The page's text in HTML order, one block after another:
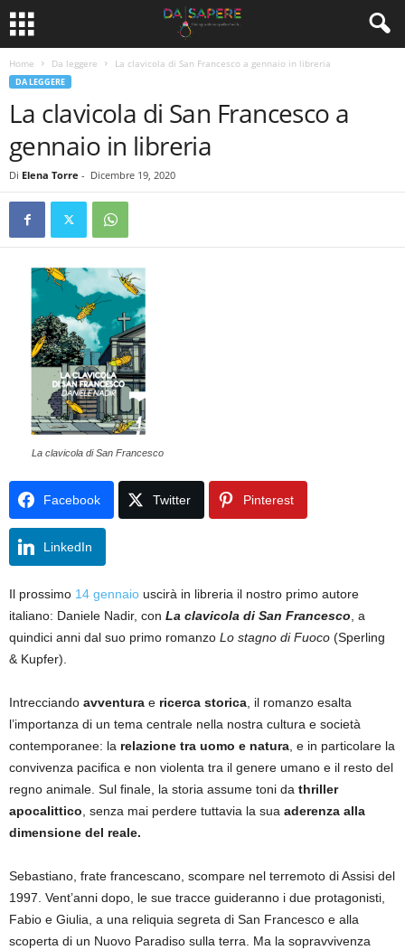
Home Da leggere La clavicola di San Francesco a gennaio in libreria
DA LEGGERE
La clavicola di San Francesco a
gennaio in libreria
Di Elena Torre - Dicembre 19, 2020
La clavicola di San Francesco
Facebook Twitter Pinterest
LinkedIn
Il prossimo 14 gennaio uscirà in libreria il nostro primo autore
italiano: Daniele Nadir, con La clavicola di San Francesco , a
quindici anni dal suo primo romanzo Lo stagno di Fuoco (Sperling
& Kupfer).
Intrecciando avventura e ricerca storica , il romanzo esalta
l’importanza di un tema centrale nella nostra cultura e società
contemporanee: la relazione tra uomo e natura , e in particolare la
convivenza pacifica e non violenta tra il genere umano e il resto del
regno animale. Sul finale, la storia assume toni da thriller
apocalittico , senza mai perdere tuttavia la sua aderenza alla
dimensione del reale.
Sebastiano, frate francescano, scompare nel terremoto di Assisi del
1997. Vent’anni dopo, le sue tracce guideranno i due protagonisti,
Fabio e Giulia, a una reliquia segreta di San Francesco e alla
scoperta di un Nuovo Paradiso sulla terra. Ma la sopravvivenza